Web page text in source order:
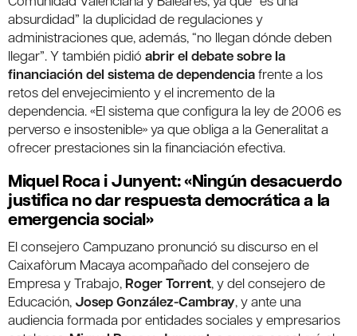
absurdidad” la duplicidad de regulaciones y
administraciones que, además, “no llegan dónde deben
llegar”. Y también pidió abrir el debate sobre la
financiación del sistema de dependenciafrente a los
retos del envejecimiento y el incremento de la
dependencia. «El sistema que configura la ley de 2006 es
perverso e insostenible» ya que obliga a la Generalitat a
ofrecer prestaciones sin la financiación efectiva.
Miquel Roca i Junyent: «Ningún desacuerdo
justifica no dar respuesta democrática a la
emergencia social»
El consejero Campuzano pronunció su discurso en el
Caixafòrum Macaya acompañado del consejero de
Empresa y Trabajo, Roger Torrent, y del consejero de
Educación, Josep González-Cambray, y ante una
audiencia formada por entidades sociales y empresarios